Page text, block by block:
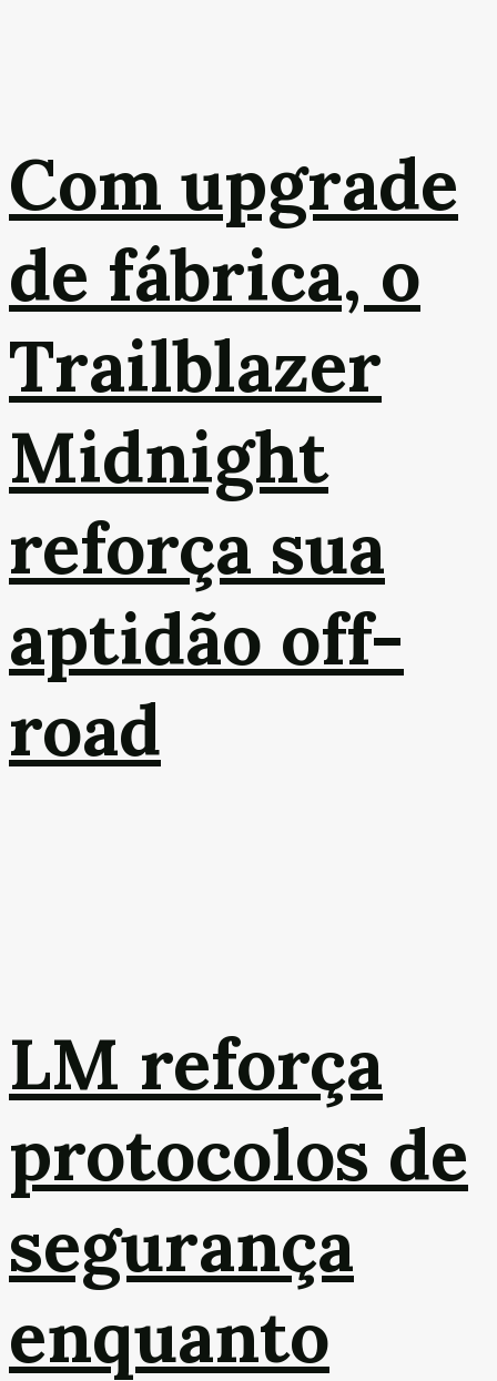
Com upgrade
de fábrica, o
Trailblazer
Midnight
reforça sua
aptidão off-
road
LM reforça
protocolos de
segurança
enquanto